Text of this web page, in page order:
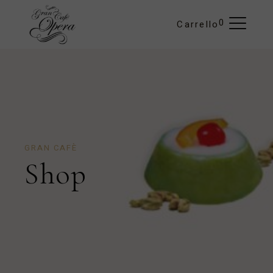
Carrello0
GRAN CAFÈ
Shop